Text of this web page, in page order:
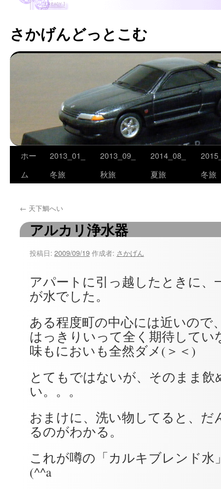
さかげんどっとこむ
コ
ン
ツ
ホー
ム
2013_01_
冬旅
2013_09_
秋旅
2014_08_
夏旅
冬旅
← 天下鯛へい
アルカリ浄水器
投稿日: 2009/09/19作成者: さかげん
アパートに引っ越したときに、
が水でした。
ある程度町の中心には近いので
はっきりいって全く期待してい
味もにおいも全然ダメ(＞＜)
とてもではないが、そのまま
い。。。
おまけに、洗い物してると、だ
るのがわかる。
これが噂の「カルキブレンド水
(^^a